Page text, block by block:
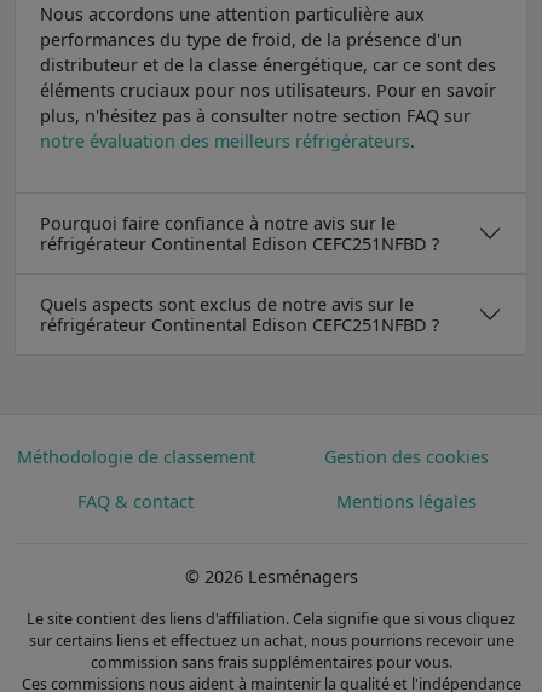
Nous accordons une attention particulière aux
performances du type de froid, de la présence d'un
distributeur et de la classe énergétique, car ce sont des
éléments cruciaux pour nos utilisateurs. Pour en savoir
plus, n'hésitez pas à consulter notre section FAQ sur
notre évaluation des meilleurs réfrigérateurs.
Pourquoi faire confiance à notre avis sur le
réfrigérateur Continental Edison CEFC251NFBD ?
Quels aspects sont exclus de notre avis sur le
réfrigérateur Continental Edison CEFC251NFBD ?
Méthodologie de classement
Gestion des cookies
FAQ & contact
Mentions légales
© 2026 Lesménagers
Le site contient des liens d'affiliation. Cela signifie que si vous cliquez
sur certains liens et effectuez un achat, nous pourrions recevoir une
commission sans frais supplémentaires pour vous.
Ces commissions nous aident à maintenir la qualité et l'indépendance